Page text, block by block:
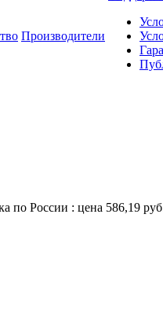
Производители
России : цена 586,19